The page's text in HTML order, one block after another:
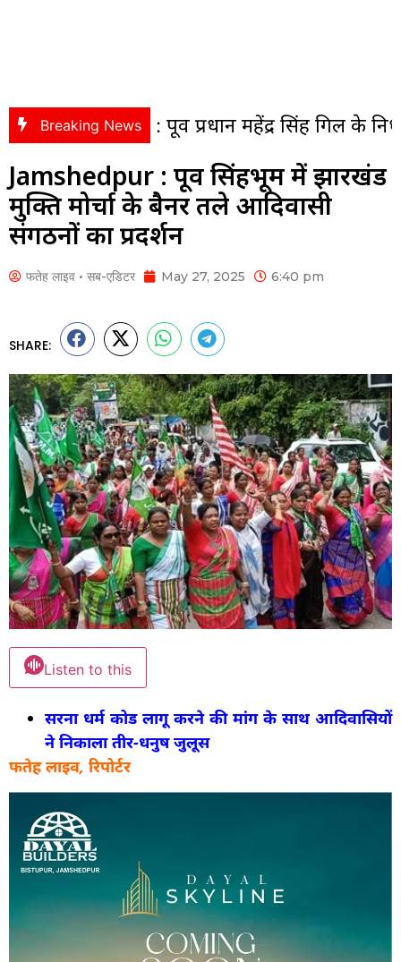
Breaking News
: पूर्व प्रधान महेंद्र सिंह गिल के निधन पर
Jamshedpur : पूर्वी सिंहभूम में झारखंड
मुक्ति मोर्चा के बैनर तले आदिवासी
संगठनों का प्रदर्शन
फतेह लाइव • सब-एडिटर May 27, 2025 6:40 pm
SHARE:
Listen to this
सरना धर्म कोड लागू करने की मांग के साथ आदिवासियों
ने निकाला तीर-धनुष जुलूस
फतेह लाइव, रिपोर्टर